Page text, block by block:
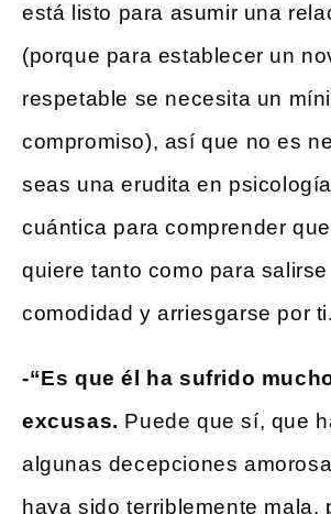
está listo para asumir una
(porque para establecer un
respetable se necesita un
compromiso), así que no es
seas una erudita en
cuántica para comprender
quiere tanto como para
comodidad y arriesgarse por ti.
-“Es que él ha sufrido
excusas. Puede que sí, que
algunas decepciones
haya sido terriblemente mala,